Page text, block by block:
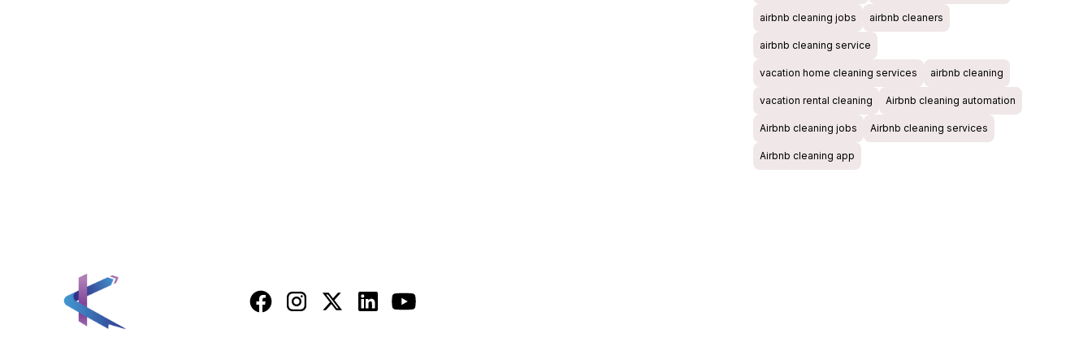
airbnb cleaning jobs airbnb cleaners
airbnb cleaning service
vacation home cleaning services airbnb cleaning
vacation rental cleaning Airbnb cleaning automation
Airbnb cleaning jobs Airbnb cleaning services
Airbnb cleaning app